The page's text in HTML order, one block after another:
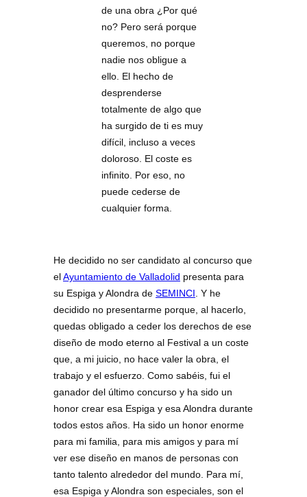
de una obra ¿Por qué
no? Pero será porque
queremos, no porque
nadie nos obligue a
ello. El hecho de
desprenderse
totalmente de algo que
ha surgido de ti es muy
difícil, incluso a veces
doloroso. El coste es
infinito. Por eso, no
puede cederse de
cualquier forma.
He decidido no ser candidato al concurso que
elAyuntamiento de Valladolid presenta para
su Espiga y Alondra de SEMINCI . Y he
decidido no presentarme porque, al hacerlo,
quedas obligado a ceder los derechos de ese
diseño de modo eterno al Festival a un coste
que, a mi juicio, no hace valer la obra, el
trabajo y el esfuerzo. Como sabéis, fui el
ganador del último concurso y ha sido un
honor crear esa Espiga y esa Alondra durante
todos estos años. Ha sido un honor enorme
para mi familia, para mis amigos y para mí
ver ese diseño en manos de personas con
tanto talento alrededor del mundo. Para mí,
esa Espiga y Alondra son especiales, son el